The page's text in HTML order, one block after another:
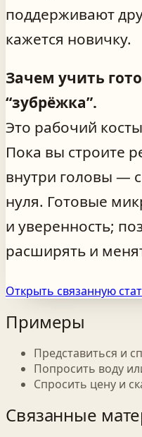
поддерживают
кажется новичку.
Зачем учить
“зубрёжка”.
Это рабочий
Пока вы строите
внутри головы —
нуля. Готовые
и уверенность;
расширять и
Открыть связанную
Примеры
Представиться и
Попросить воду
Спросить цену и
Связанные